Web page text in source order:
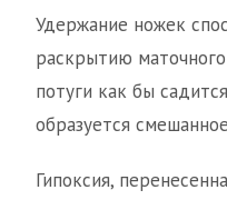
Удержание ножек
раскрытию
потуги как бы
образуется
Гипоксия,